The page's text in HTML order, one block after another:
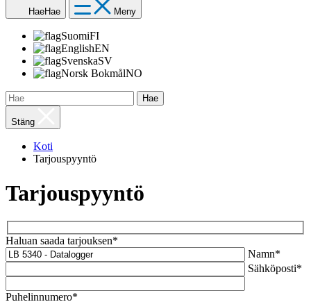
HaeHae Meny
SuomiFI
EnglishEN
SvenskaSV
Norsk BokmålNO
Hae
Stäng
Koti
Tarjouspyyntö
Tarjouspyyntö
Haluan saada tarjouksen*
Namn*
Sähköposti*
Puhelinnumero*